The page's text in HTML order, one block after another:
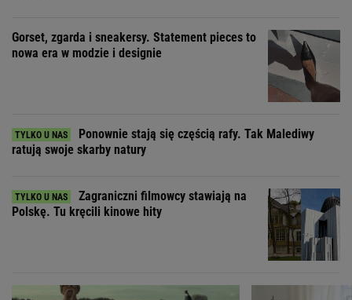
Gorset, zgarda i sneakersy. Statement pieces to
nowa era w modzie i designie
Ponownie stają się częścią rafy. Tak Malediwy
ratują swoje skarby natury
Zagraniczni filmowcy stawiają na
Polskę. Tu kręcili kinowe hity